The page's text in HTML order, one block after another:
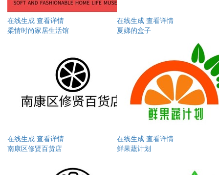
在线生成 查看详情
柔情时尚家居生活馆
在线生成 查看详情
夏娣的盒子
在线生成 查看详情
南康区修贤百货店
在线生成 查看详情
鲜果蔬计划